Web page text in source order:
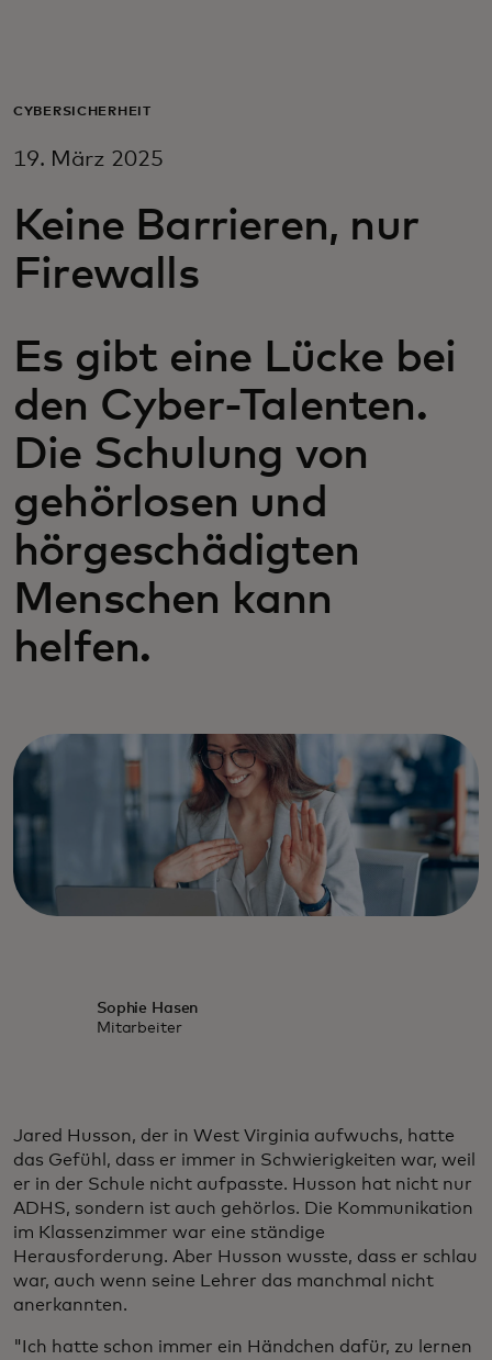
Für Unternehmen
Für Innovatoren
CYBERSICHERHEIT
19. März 2025
Keine Barrieren, nur
Firewalls
Es gibt eine Lücke bei
den Cyber-Talenten.
Die Schulung von
gehörlosen und
hörgeschädigten
Menschen kann
helfen.
Sophie Hasen
Mitarbeiter
Jared Husson, der in West Virginia aufwuchs, hatte
das Gefühl, dass er immer in Schwierigkeiten war, weil
er in der Schule nicht aufpasste. Husson hat nicht nur
ADHS, sondern ist auch gehörlos. Die Kommunikation
im Klassenzimmer war eine ständige
Herausforderung. Aber Husson wusste, dass er schlau
war, auch wenn seine Lehrer das manchmal nicht
anerkannten.
"Ich hatte schon immer ein Händchen dafür, zu lernen